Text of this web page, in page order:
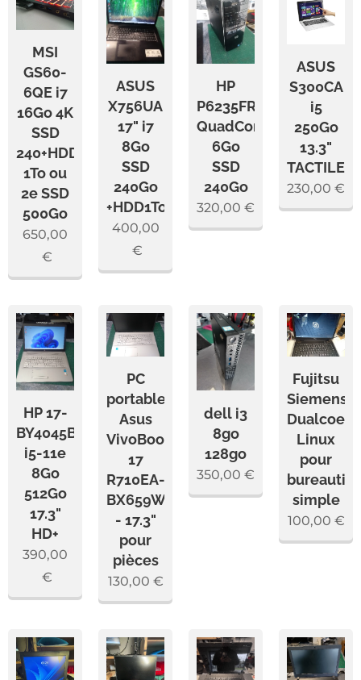
MSI
GS60-
6QE i7
16Go 4K
SSD
240+HDD
1To ou
2e SSD
500Go
650,00
€
ASUS
X756UA
17" i7
8Go
SSD
240Go
+HDD1To
400,00
€
HP
P6235FR
QuadCore
6Go
SSD
240Go
320,00 €
ASUS
S300CA
i5
250Go
13.3"
TACTILE
230,00 €
HP 17-
BY4045BF
i5-11e
8Go
512Go
17.3"
HD+
390,00
€
PC
portable
Asus
VivoBook
17
R710EA-
BX659W
- 17.3"
pour
pièces
130,00 €
dell i3
8go
128go
350,00 €
Fujitsu
Siemens
Dualcoeur
Linux
pour
simple
100,00 €